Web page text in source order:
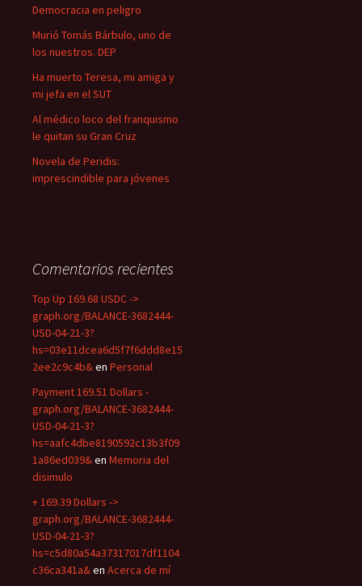
Democracia en peligro
Murió Tomás Bárbulo, uno de
los nuestros. DEP
Ha muerto Teresa, mi amiga y
mi jefa en el SUT
Al médico loco del franquismo
le quitan su Gran Cruz
Novela de Peridis:
imprescindible para jóvenes
Comentarios recientes
Top Up 169.68 USDC ->
graph.org/BALANCE-3682444-
USD-04-21-3?
hs=03e11dcea6d5f7f6ddd8e15
2ee2c9c4b&en Personal
Payment 169.51 Dollars -
graph.org/BALANCE-3682444-
USD-04-21-3?
hs=aafc4dbe8190592c13b3f09
1a86ed039&en Memoria del
disimulo
+ 169.39 Dollars ->
graph.org/BALANCE-3682444-
USD-04-21-3?
hs=c5d80a54a37317017df1104
c36ca341a&en Acerca de mí